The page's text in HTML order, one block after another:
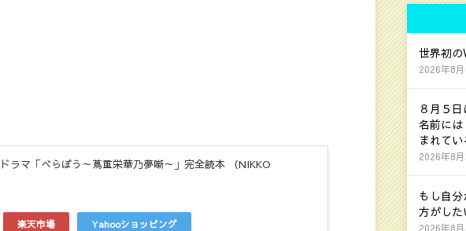
ラマ「べらぼう～蔦重栄華乃夢噺～」完全読本 （NIKKO
楽天市場 Yahooショッピング
世界初の
2026年8
８月５
名前に
まれてい
2026年8
もし自
方がした
2026年8